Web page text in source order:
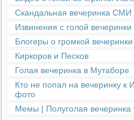
Скандальная вечеринка СМИ
Извинения с голой
Блогеры о громкой вечеринки
Киркоров и Песков
Голая вечеринка в Мутаборе
Кто не попал на вечеринку к
фото
Мемы | Полуголая вечеринка